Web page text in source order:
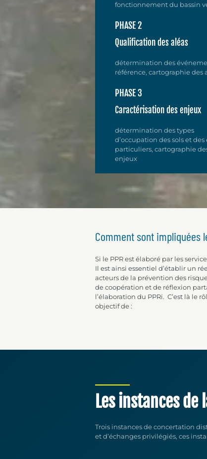
fonctionnement du bassin
PHASE 2
Qualification des aléas
détermination des
référence, cartographie des
PHASE 3
Caractérisation des enjeux
détermination des types
d’occupation des sols et
particuliers, cartographie
enjeux
Comment sont impliquées
Si le PPR est élaboré par les
Il est ainsi essentiel d’établir un
acteurs de la prévention des
de coopération et de réflexion
l’élaboration du PPRi. C’est là le
objectif de:
Les instances
Trois instances de concertation
et d’échanges privilégiés, ces